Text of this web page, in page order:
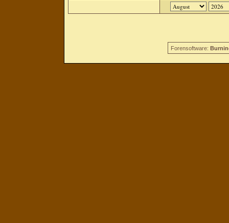
Forensoftware: